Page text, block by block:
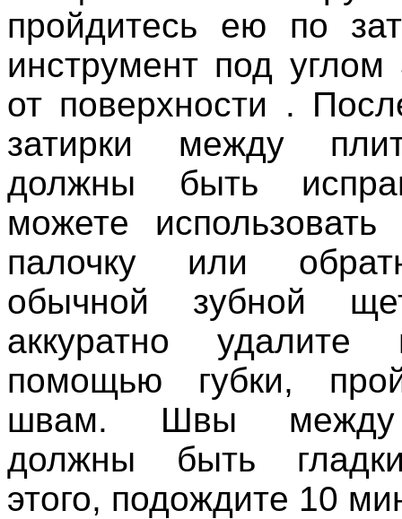
пройдитесь ею по
инструмент под углом
от поверхности .
затирки между
должны быть
можете использовать
палочку или
обычной зубной
аккуратно
помощью губки,
швам. Швы между
должны быть
этого, подождите 10